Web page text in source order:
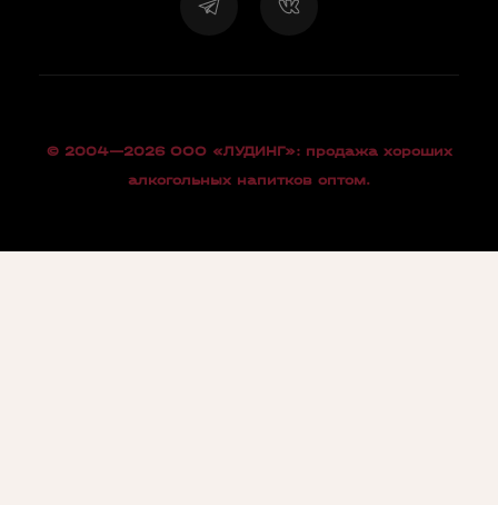
© 2004—2026 OOO «ЛУДИНГ»: продажа хороших
алкогольных напитков оптом.